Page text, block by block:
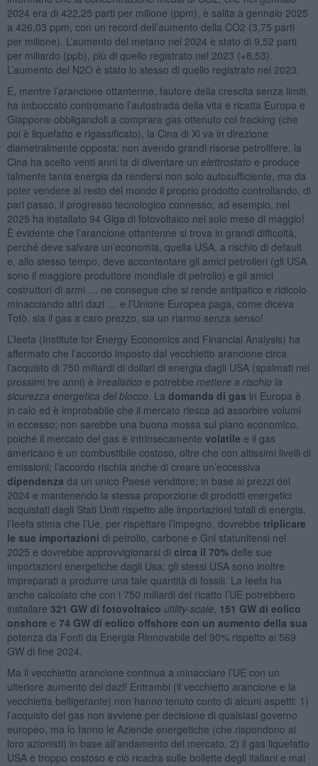
2024 era di 422,25 parti per milione (ppm), è salita a gennaio 2025
a 426,03 ppm, con un record dell’aumento della CO2 (3,75 parti
per milione). L’aumento del metano nel 2024 è stato di 9,52 parti
per miliardo (ppb), più di quello registrato nel 2023 (+8,53).
L’aumento del N2O è stato lo stesso di quello registrato nel 2023.
E, mentre l’arancione ottantenne, fautore della crescita senza limiti,
ha imboccato contromano l’autostrada della vita e ricatta Europa e
Giappone obbligandoli a comprare gas ottenuto col fracking (che
poi è liquefatto e rigassificato), la Cina di Xi va in direzione
diametralmente opposta: non avendo grandi risorse petrolifere, la
Cina ha scelto venti anni fa di diventare un elettrostato e produce
talmente tanta energia da rendersi non solo autosufficiente, ma da
poter vendere al resto del mondo il proprio prodotto controllando, di
pari passo, il progresso tecnologico connesso; ad esempio, nel
2025 ha installato 94 Giga di fotovoltaico nel solo mese di maggio!
È evidente che l’arancione ottantenne si trova in grandi difficoltà,
perché deve salvare un’economia, quella USA, a rischio di default
e, allo stesso tempo, deve accontentare gli amici petrolieri (gli USA
sono il maggiore produttore mondiale di petrolio) e gli amici
costruttori di armi … ne consegue che si rende antipatico e ridicolo
minacciando altri dazi … e l’Unione Europea paga, come diceva
Totò, sia il gas a caro prezzo, sia un riarmo senza senso!
L’Ieefa (Institute for Energy Economics and Financial Analysis) ha
affermato che l’accordo imposto dal vecchietto arancione circa
l’acquisto di 750 miliardi di dollari di energia dagli USA (spalmati nei
prossimi tre anni) è irrealistico e potrebbe mettere a rischio la
sicurezza energetica del blocco . La domanda di gas in Europa è
in calo ed è improbabile che il mercato riesca ad assorbire volumi
in eccesso; non sarebbe una buona mossa sul piano economico,
poiché il mercato del gas è intrinsecamente volatile e il gas
americano è un combustibile costoso, oltre che con altissimi livelli di
emissioni; l’accordo rischia anche di creare un’eccessiva
dipendenza da un unico Paese venditore; in base ai prezzi del
2024 e mantenendo la stessa proporzione di prodotti energetici
acquistati dagli Stati Uniti rispetto alle importazioni totali di energia,
l’Ieefa stima che l’Ue, per rispettare l’impegno, dovrebbe triplicare
le sue importazioni di petrolio, carbone e Gnl statunitensi nel
2025 e dovrebbe approvvigionarsi di circa il 70%delle sue
importazioni energetiche dagli Usa; gli stessi USA sono inoltre
impreparati a produrre una tale quantità di fossili. La Ieefa ha
anche calcolato che con i 750 miliardi del ricatto l’UE potrebbero
installare 321 GW di fotovoltaico utility-scale 151 GW di eolico
onshore e 74 GW di eolico offshore con un aumento della sua
potenza da Fonti da Energia Rinnovabile del 90% rispetto ai 569
GW di fine 2024.
Ma il vecchietto arancione continua a minacciare l’UE con un
ulteriore aumento dei dazi! Entrambi (il vecchietto arancione e la
vecchietta belligerante) non hanno tenuto conto di alcuni aspetti: 1)
l’acquisto del gas non avviene per decisione di qualsiasi governo
europeo, ma lo fanno le Aziende energetiche (che rispondono ai
loro azionisti) in base all’andamento del mercato, 2) il gas liquefatto
USA è troppo costoso e ciò ricadrà sulle bollette degli italiani e mal